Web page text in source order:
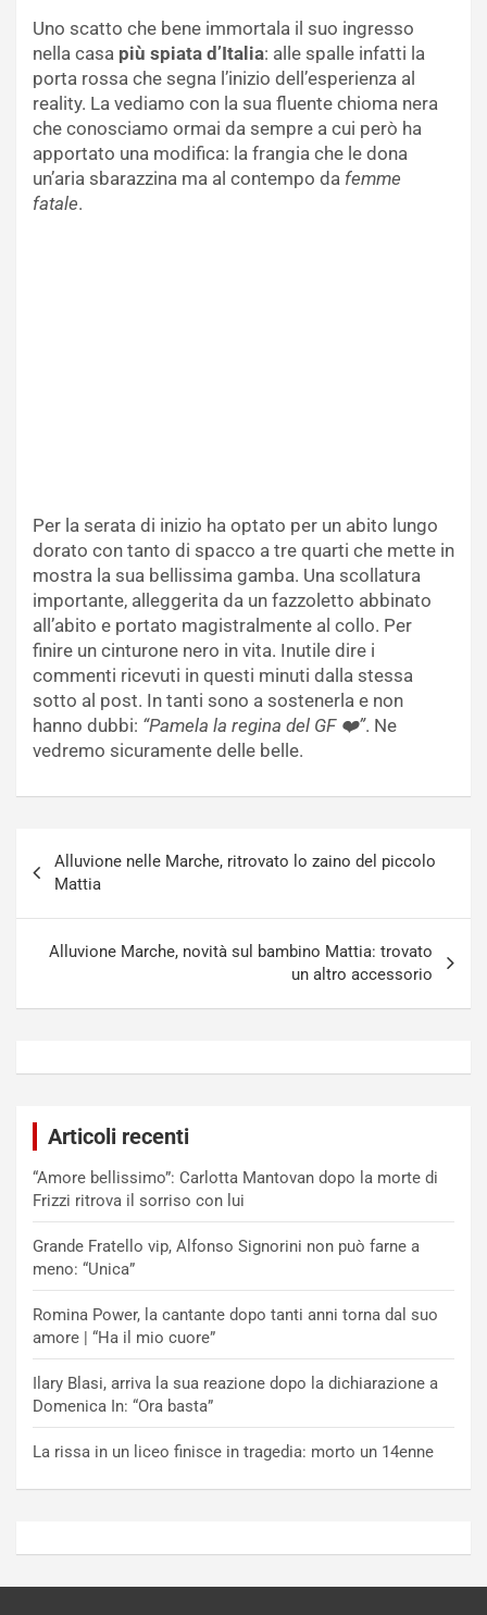
Uno scatto che bene immortala il suo ingresso
nella casa più spiata d’Italia: alle spalle infatti la
porta rossa che segna l’inizio dell’esperienza al
reality. La vediamo con la sua fluente chioma nera
che conosciamo ormai da sempre a cui però ha
apportato una modifica: la frangia che le dona
un’aria sbarazzina ma al contempo da femme
fatale.
Per la serata di inizio ha optato per un abito lungo
dorato con tanto di spacco a tre quarti che mette in
mostra la sua bellissima gamba. Una scollatura
importante, alleggerita da un fazzoletto abbinato
all’abito e portato magistralmente al collo. Per
finire un cinturone nero in vita. Inutile dire i
commenti ricevuti in questi minuti dalla stessa
sotto al post. In tanti sono a sostenerla e non
hanno dubbi: “Pamela la regina del GF ❤️”. Ne
vedremo sicuramente delle belle.
articoli
Alluvione nelle Marche, ritrovato lo zaino del piccolo
Mattia
Alluvione Marche, novità sul bambino Mattia: trovato
un altro accessorio
Articoli recenti
“Amore bellissimo”: Carlotta Mantovan dopo la morte di
Frizzi ritrova il sorriso con lui
Grande Fratello vip, Alfonso Signorini non può farne a
meno: “Unica”
Romina Power, la cantante dopo tanti anni torna dal suo
amore | “Ha il mio cuore”
Ilary Blasi, arriva la sua reazione dopo la dichiarazione a
Domenica In: “Ora basta”
La rissa in un liceo finisce in tragedia: morto un 14enne